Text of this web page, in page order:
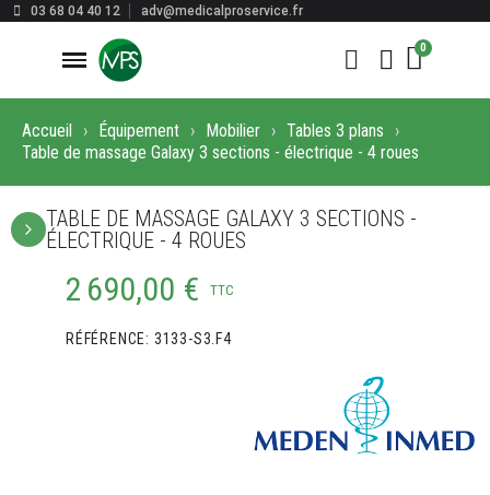
03 68 04 40 12 adv@medicalproservice.fr
Accueil Équipement Mobilier
Tables 3 plans
Table de massage Galaxy 3 sections - électrique - 4 roues
TABLE DE MASSAGE GALAXY 3 SECTIONS -
ÉLECTRIQUE - 4 ROUES
2 690,00 € TTC
RÉFÉRENCE 3133-S3.F4